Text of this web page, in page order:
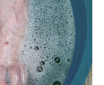
e girar seu
na base
o mais
do fundo do